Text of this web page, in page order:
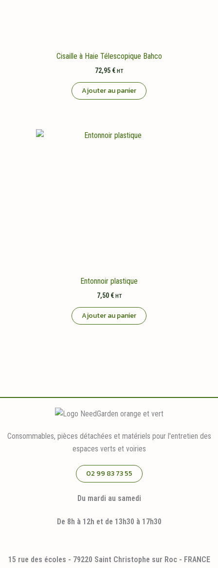
Cisaille à Haie Télescopique Bahco
72,95 € HT
Ajouter au panier
Entonnoir plastique
7,50 € HT
Ajouter au panier
Consommables, pièces détachées et matériels pour l'entretien des
espaces verts et voiries
02 99 83 73 55
Du mardi au samedi
De 8h à 12h et de 13h30 à 17h30
15 rue des écoles - 79220 Saint Christophe sur Roc - FRANCE